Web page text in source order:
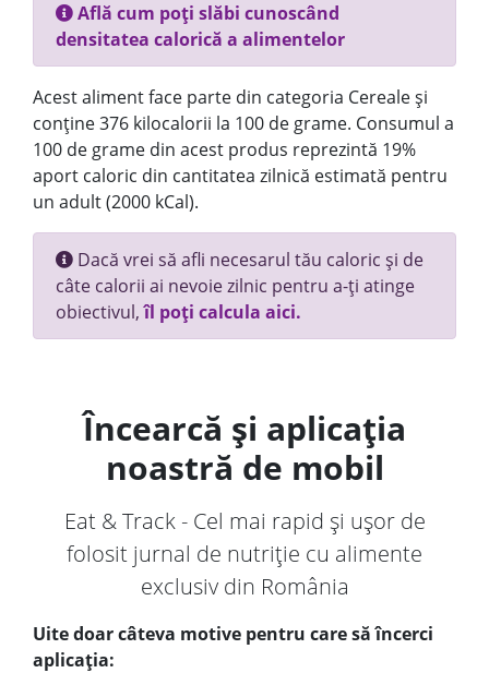
Află cum poți slăbi cunoscând
densitatea calorică a alimentelor
Acest aliment face parte din categoria Cereale și
conține 376 kilocalorii la 100 de grame. Consumul a
100 de grame din acest produs reprezintă 19%
aport caloric din cantitatea zilnică estimată pentru
un adult (2000 kCal).
Dacă vrei să afli necesarul tău caloric și de
câte calorii ai nevoie zilnic pentru a-ți atinge
obiectivul,îl poți calcula aici.
Încearcă și aplicația
noastră de mobil
Eat & Track - Cel mai rapid și ușor de
folosit jurnal de nutriție cu alimente
exclusiv din România
Uite doar câteva motive pentru care să încerci
aplicația: